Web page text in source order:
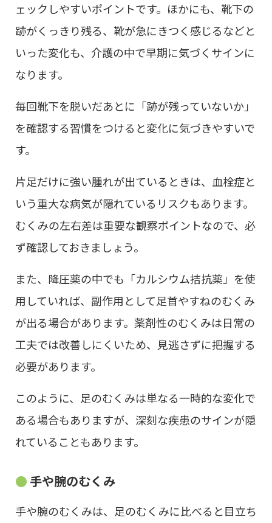
ェックしやすいポイントです。ほかにも、靴下の
跡がくっきり残る、靴が急にきつく感じるなどと
いった変化も、介護の中で早期に気づくサインに
なります。
毎回靴下を脱いだあとに「跡が残っていないか」
を確認する習慣をつけると変化に気づきやすいで
す。
片足だけに強い腫れが出ているときは、血栓症と
いう重大な病気が隠れているリスクもあります。
むくみの左右差は重要な観察ポイントなので、必
ず確認しておきましょう。
また、降圧薬の中でも「カルシウム拮抗薬」を使
用していれば、副作用として足首やすねのむくみ
が出る場合があります。薬剤性のむくみは日常の
工夫では改善しにくいため、見逃さずに把握する
必要があります。
このように、足のむくみは単なる一時的な変化で
ある場合もありますが、深刻な疾患のサインが隠
れていることもあります。
手や腕のむくみ
手や腕のむくみは、足のむくみに比べると目立ち